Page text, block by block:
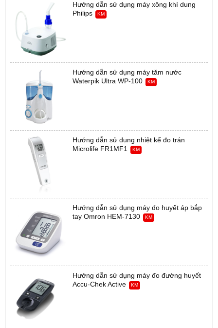
Hướng dẫn sử dụng máy xông khí dung
Philips
KM
Hướng dẫn sử dụng máy tăm nước
Waterpik Ultra WP-100
KM
Hướng dẫn sử dụng nhiệt kế đo trán
Microlife FR1MF1
KM
Hướng dẫn sử dụng máy đo huyết áp bắp
tay Omron HEM-7130
KM
Hướng dẫn sử dụng máy đo đường huyết
Accu-Chek Active
KM